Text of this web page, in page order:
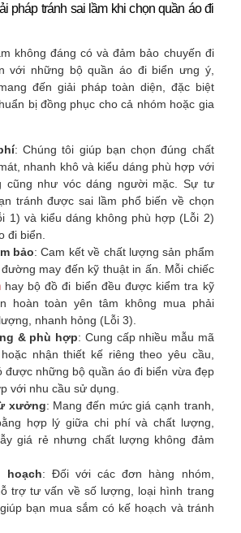
pháp tránh sai lầm khi chọn quần áo đi
không đáng có và đảm bảo chuyến đi
với những bộ quần áo đi biển ưng ý,
đến giải pháp toàn diện, đặc biệt
bị đồng phục cho cả nhóm hoặc gia
: Chúng tôi giúp bạn chọn đúng chất
nhanh khô và kiểu dáng phù hợp với
cũng như vóc dáng người mặc. Sự tư
tránh được sai lầm phổ biến về chọn
1) và kiểu dáng không phù hợp (Lỗi 2)
đi biển.
bảo: Cam kết về chất lượng sản phẩm
may đến kỹ thuật in ấn. Mỗi chiếc
hay bộ đồ đi biển đều được kiểm tra kỹ
hoàn toàn yên tâm không mua phải
nhanh hỏng (Lỗi 3).
& phù hợp: Cung cấp nhiều mẫu mã
nhận thiết kế riêng theo yêu cầu,
được những bộ quần áo đi biển vừa đẹp
với nhu cầu sử dụng.
xưởng: Mang đến mức giá cạnh tranh,
hợp lý giữa chi phí và chất lượng,
giá rẻ nhưng chất lượng không đảm
hoạch: Đối với các đơn hàng nhóm,
trợ tư vấn về số lượng, loại hình trang
bạn mua sắm có kế hoạch và tránh